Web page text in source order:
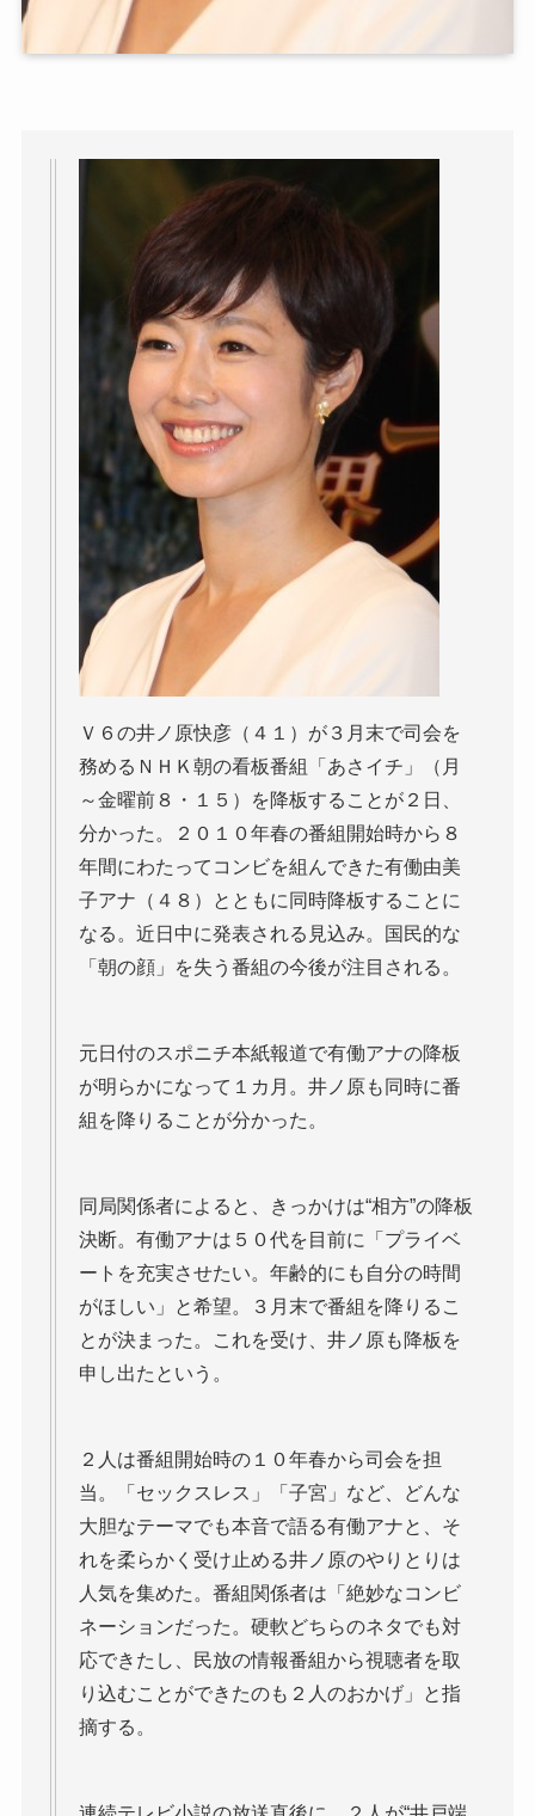
Ｖ６の井ノ原快彦（４１）が３月末で司会を
務めるＮＨＫ朝の看板番組「あさイチ」（月
～金曜前８・１５）を降板することが２日、
分かった。２０１０年春の番組開始時から８
年間にわたってコンビを組んできた有働由美
子アナ（４８）とともに同時降板することに
なる。近日中に発表される見込み。国民的な
「朝の顔」を失う番組の今後が注目される。
元日付のスポニチ本紙報道で有働アナの降板
が明らかになって１カ月。井ノ原も同時に番
組を降りることが分かった。
同局関係者によると、きっかけは“相方”の降板
決断。有働アナは５０代を目前に「プライベ
ートを充実させたい。年齢的にも自分の時間
がほしい」と希望。３月末で番組を降りるこ
とが決まった。これを受け、井ノ原も降板を
申し出たという。
２人は番組開始時の１０年春から司会を担
当。「セックスレス」「子宮」など、どんな
大胆なテーマでも本音で語る有働アナと、そ
れを柔らかく受け止める井ノ原のやりとりは
人気を集めた。番組関係者は「絶妙なコンビ
ネーションだった。硬軟どちらのネタでも対
応できたし、民放の情報番組から視聴者を取
り込むことができたのも２人のおかげ」と指
摘する。